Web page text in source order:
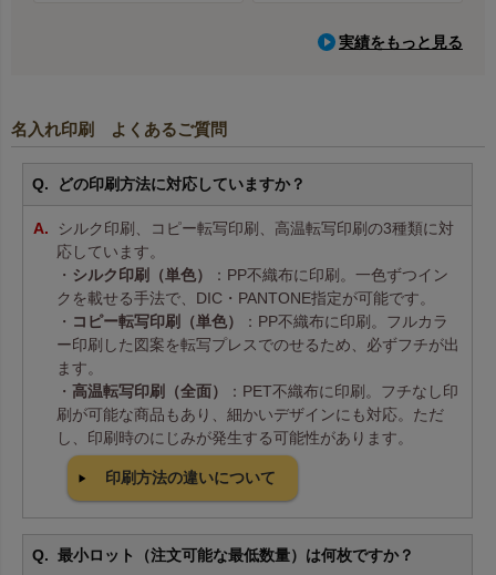
実績をもっと見る
名入れ印刷 よくあるご質問
どの印刷方法に対応していますか？
シルク印刷、コピー転写印刷、高温転写印刷の3種類に対
応しています。
・ シルク印刷（単色）
：PP不織布に印刷。一色ずつイン
クを載せる手法で、DIC・PANTONE指定が可能です。
・ コピー転写印刷（単色）
：PP不織布に印刷。フルカラ
ー印刷した図案を転写プレスでのせるため、必ずフチが出
ます。
・ 高温転写印刷（全面）
：PET不織布に印刷。フチなし印
刷が可能な商品もあり、細かいデザインにも対応。ただ
し、印刷時のにじみが発生する可能性があります。
印刷方法の違いについて
最小ロット（注文可能な最低数量）は何枚ですか？